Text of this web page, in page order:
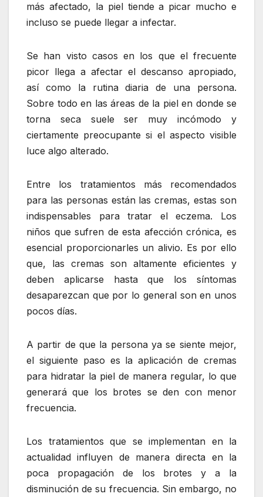
más afectado, la piel tiende a picar mucho e
incluso se puede llegar a infectar.
Se han visto casos en los que el frecuente
picor llega a afectar el descanso apropiado,
así como la rutina diaria de una persona.
Sobre todo en las áreas de la piel en donde se
torna seca suele ser muy incómodo y
ciertamente preocupante si el aspecto visible
luce algo alterado.
Entre los tratamientos más recomendados
para las personas están las cremas, estas son
indispensables para tratar el eczema. Los
niños que sufren de esta afección crónica, es
esencial proporcionarles un alivio. Es por ello
que, las cremas son altamente eficientes y
deben aplicarse hasta que los síntomas
desaparezcan que por lo general son en unos
pocos días.
A partir de que la persona ya se siente mejor,
el siguiente paso es la aplicación de cremas
para hidratar la piel de manera regular, lo que
generará que los brotes se den con menor
frecuencia.
Los tratamientos que se implementan en la
actualidad influyen de manera directa en la
poca propagación de los brotes y a la
disminución de su frecuencia. Sin embargo, no